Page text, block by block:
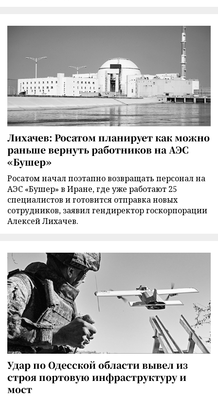
Лихачев: Росатом планирует как можно
раньше вернуть работников на АЭС
«Бушер»
Росатом начал поэтапно возвращать персонал на
АЭС «Бушер» в Иране, где уже работают 25
специалистов и готовится отправка новых
сотрудников, заявил гендиректор госкорпорации
Алексей Лихачев.
Удар по Одесской области вывел из
строя портовую инфраструктуру и
мост